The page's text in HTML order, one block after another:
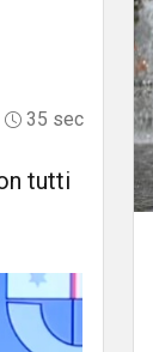
35 sec
tutti